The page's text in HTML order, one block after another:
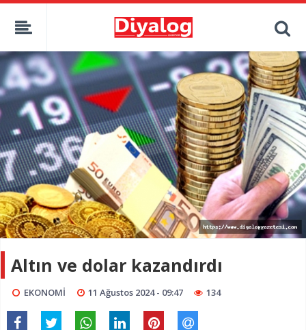
Altın ve dolar kazandırdı
EKONOMİ 11 Ağustos 2024 - 09:47 134